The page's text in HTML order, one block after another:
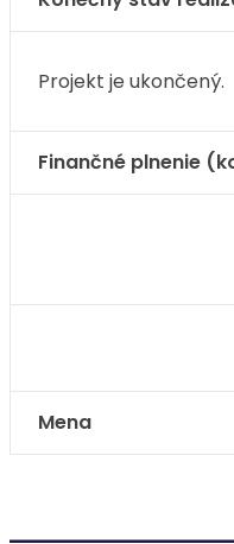
Projekt je ukončený.
Finančné plnenie
Mena